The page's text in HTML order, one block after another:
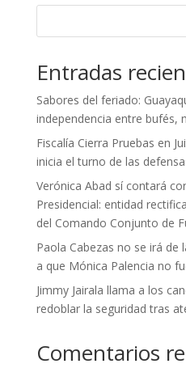
Entradas
Sabores del feriado:
independencia entre bufés,
Fiscalía Cierra Pruebas en
inicia el turno de las
Verónica Abad sí contará
Presidencial: entidad
del Comando Conjunto de
Paola Cabezas no se irá de
a que Mónica Palencia no
Jimmy Jairala llama a los
redoblar la seguridad tras
Comentarios